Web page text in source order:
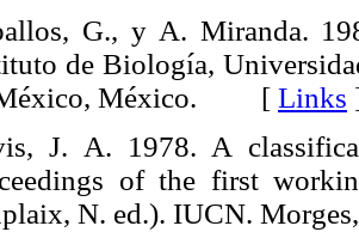
G., y A. Miranda.
de Biología,
México. [ Links
J. A. 1978. A
of the first
N. ed.). IUCN.